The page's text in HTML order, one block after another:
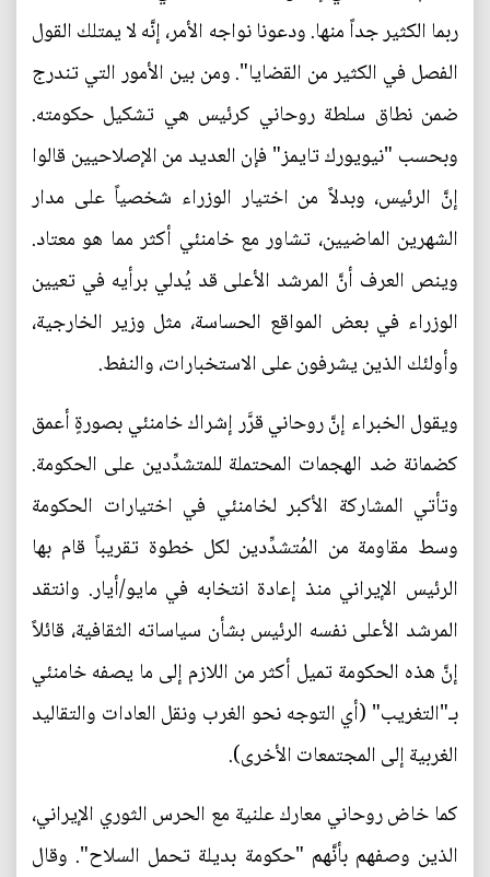
ربما الكثير جداً منها. ودعونا نواجه الأمر، إنَّه لا يمتلك القول
الفصل في الكثير من القضايا". ومن بين الأمور التي تندرج
ضمن نطاق سلطة روحاني كرئيس هي تشكيل حكومته.
وبحسب "نيويورك تايمز" فإن العديد من الإصلاحيين قالوا
إنَّ الرئيس، وبدلاً من اختيار الوزراء شخصياً على مدار
الشهرين الماضيين، تشاور مع خامنئي أكثر مما هو معتاد.
وينص العرف أنَّ المرشد الأعلى قد يُدلي برأيه في تعيين
الوزراء في بعض المواقع الحساسة، مثل وزير الخارجية،
وأولئك الذين يشرفون على الاستخبارات، والنفط.
ويقول الخبراء إنَّ روحاني قرَّر إشراك خامنئي بصورةٍ أعمق
كضمانة ضد الهجمات المحتملة للمتشدِّدين على الحكومة.
وتأتي المشاركة الأكبر لخامنئي في اختيارات الحكومة
وسط مقاومة من المُتشدِّدين لكل خطوة تقريباً قام بها
الرئيس الإيراني منذ إعادة انتخابه في مايو/أيار. وانتقد
المرشد الأعلى نفسه الرئيس بشأن سياساته الثقافية، قائلاً
إنَّ هذه الحكومة تميل أكثر من اللازم إلى ما يصفه خامنئي
بـ"التغريب" (أي التوجه نحو الغرب ونقل العادات والتقاليد
الغربية إلى المجتمعات الأخرى).
كما خاض روحاني معارك علنية مع الحرس الثوري الإيراني،
الذين وصفهم بأنَّهم "حكومة بديلة تحمل السلاح". وقال